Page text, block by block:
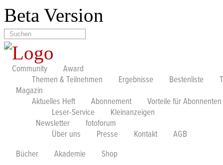
Direkt zum Inhalt
Beta Version
Suchformular
Suchen
Community
Award
Themen & Teilnehmen
Ergebnisse Bestenliste
Magazin
Aktuelles Heft
Abonnement
Vorteile für Abonnenten
Leser-Service
Kleinanzeigen
Newsletter
fotoforum
Über uns
Presse Kontakt
AGB
Bücher
Akademie Shop